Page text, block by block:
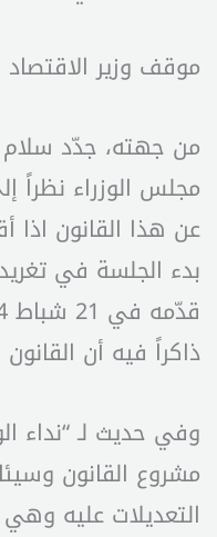
موقف وزير الاقتصاد
من جهته، جدّد
مجلس الوزراء نظراً
عن هذا القانون اذا
بدء الجلسة في
ذاكراً فيه أن
وفي حديث لـ “نداء
مشروع القانون
التعديلات عليه